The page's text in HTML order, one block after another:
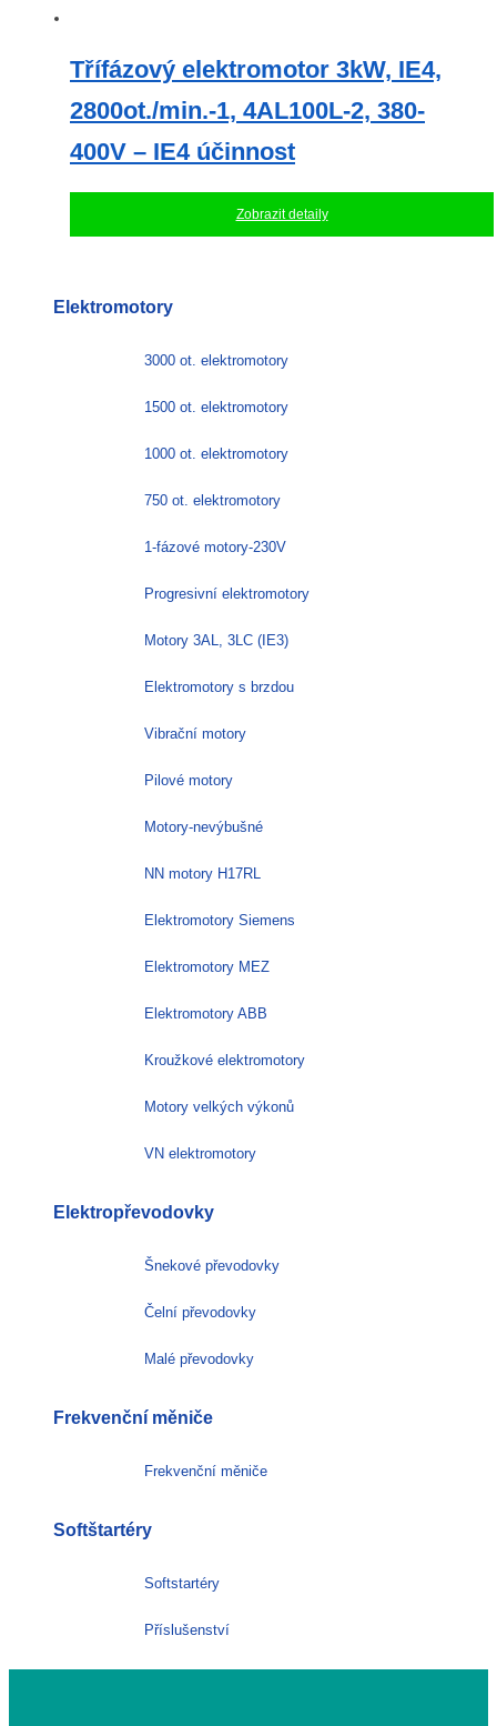
Třífázový elektromotor 3kW, IE4,
2800ot./min.-1, 4AL100L-2, 380-
400V – IE4 účinnost
Zobrazit detaily
Elektromotory
3000 ot. elektromotory
1500 ot. elektromotory
1000 ot. elektromotory
750 ot. elektromotory
1-fázové motory-230V
Progresivní elektromotory
Motory 3AL, 3LC (IE3)
Elektromotory s brzdou
Vibrační motory
Pilové motory
Motory-nevýbušné
NN motory H17RL
Elektromotory Siemens
Elektromotory MEZ
Elektromotory ABB
Kroužkové elektromotory
Motory velkých výkonů
VN elektromotory
Elektropřevodovky
Šnekové převodovky
Čelní převodovky
Malé převodovky
Frekvenční měniče
Frekvenční měniče
Softštartéry
Softstartéry
Příslušenství